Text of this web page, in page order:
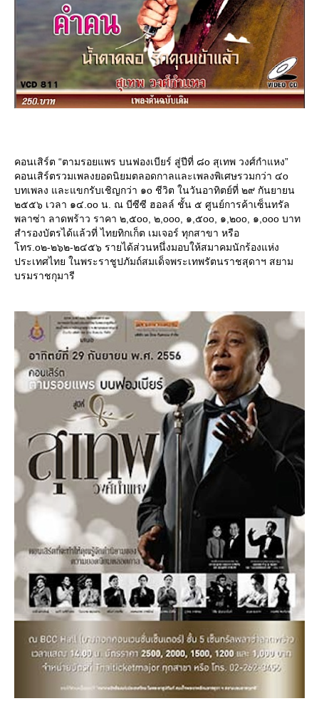
คอนเสิร์ต “ตามรอยแพร บนฟองเบียร์ สู่ปีที่ ๘o สุเทพ วงศ์กำแหง”
คอนเสิร์ตรวมเพลงยอดนิยมตลอดกาลและเพลงพิเศษรวมกว่า ๔o
บทเพลง และแขกรับเชิญกว่า ๑o ชีวิต ในวันอาทิตย์ที่ ๒๙ กันยายน
๒๕๕๖ เวลา ๑๔.oo น. ณ บีซีซี ฮอลล์ ชั้น ๕ ศูนย์การค้าเซ็นทรัล
พลาซ่า ลาดพร้าว ราคา ๒,๕oo, ๒,ooo, ๑,๕oo, ๑,๒oo, ๑,ooo บาท
สำรองบัตรได้แล้วที่ ไทยทิกเก็ต เมเจอร์ ทุกสาขา หรือ
ทร.o๒-๒๖๒-๒๔๕๖ รายได้ส่วนหนึ่งมอบให้สมาคมนักร้องแห่ง
ประเทศไทย ในพระราชูปภัมถ์สมเด็จพระเทพรัตนราชสุดาฯ สยาม
บรมราชกุมารี